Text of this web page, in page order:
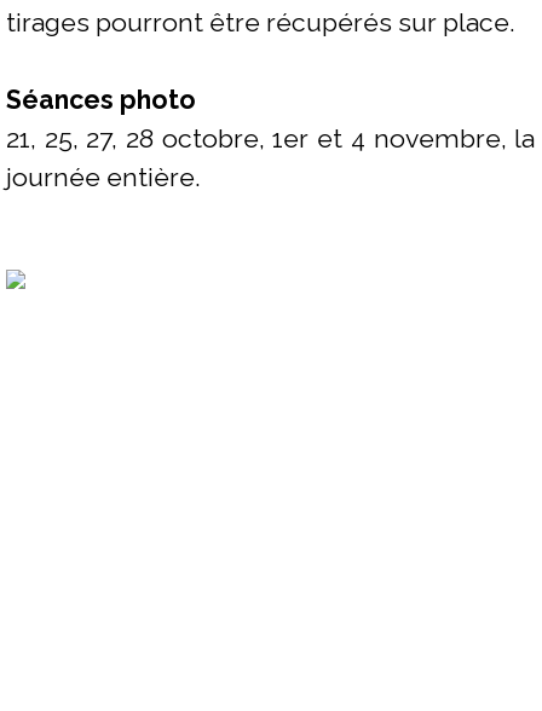
tirages pourront être récupérés sur place.
Séances photo
21, 25, 27, 28 octobre, 1er et 4 novembre, la
journée entière.